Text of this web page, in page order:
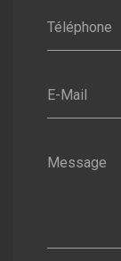
Téléphone
E-Mail
Message